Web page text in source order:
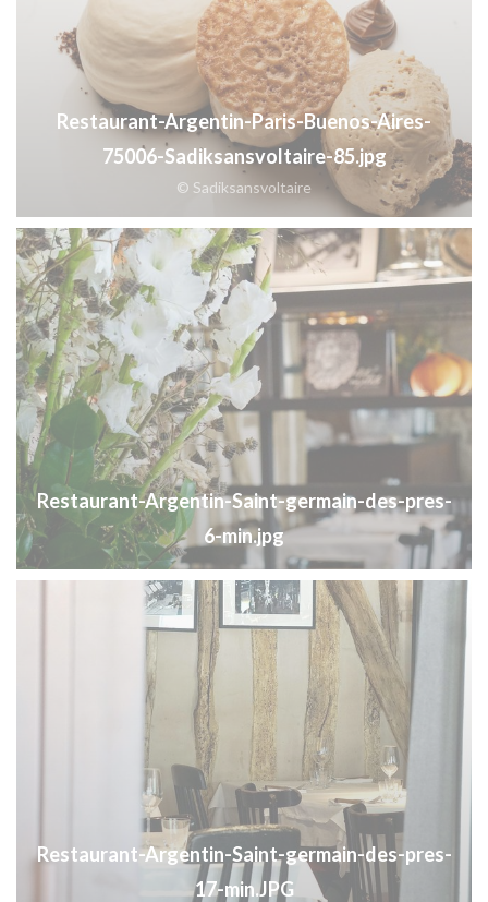
Restaurant-Argentin-Paris-Buenos-Aires-
75006-Sadiksansvoltaire-85.jpg
© Sadiksansvoltaire
Restaurant-Argentin-Saint-germain-des-pres-
6-min.jpg
Restaurant-Argentin-Saint-germain-des-pres-
17-min.JPG